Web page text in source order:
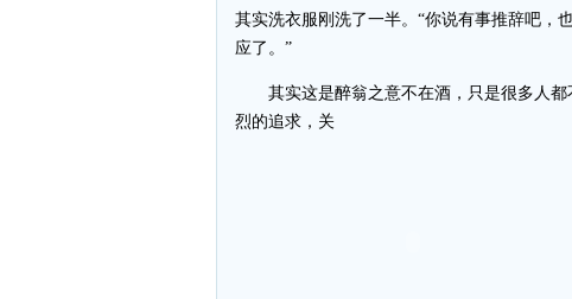
其实洗衣服刚洗了一半。“你说有事推辞吧，
应了。”
其实这是醉翁之意不在酒，只是很多人都
烈的追求，关